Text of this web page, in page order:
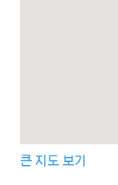
큰 지도 보기